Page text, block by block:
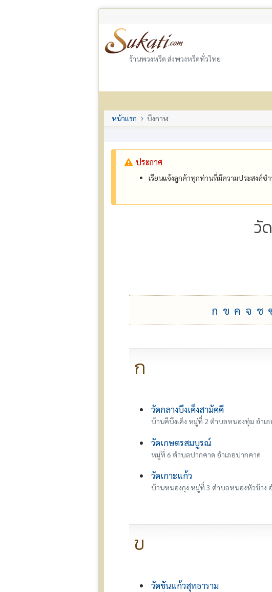
ร้านพวงหรีด ส่งพวงหรีดทั่วไทย
หน้าแรก บึงกาฬ
ประกาศ
เรียนแจ้งลูกค้าทุกท่านที่มีความประสงค์ช
วั
ก ข ค จ ช
ก
วัดกลางบึงเค็งสามัคคี
บ้านคีบึงเค็ง หมู่ที่ 2 ตำบลหนองทุ่ม อำเภ
วัดเกษตรสมบูรณ์
หมู่ที่ 6 ตำบลปากคาด อำเภอปากคาด
วัดเกาะแก้ว
บ้านหนองกุง หมู่ที่ 3 ตำบลหนองหัวช้าง
ข
วัดขันแก้วสุทธาราม